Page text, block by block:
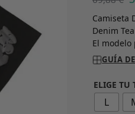
Camiseta
Denim
El modelo
GUÍA
ELIGE TU
L